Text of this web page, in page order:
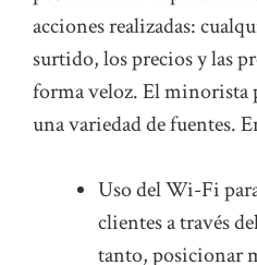
acciones realizadas:
surtido, los precios y las
forma veloz. El minorista
una variedad de fuentes.
Uso del Wi-Fi
clientes a través
tanto, posicionar